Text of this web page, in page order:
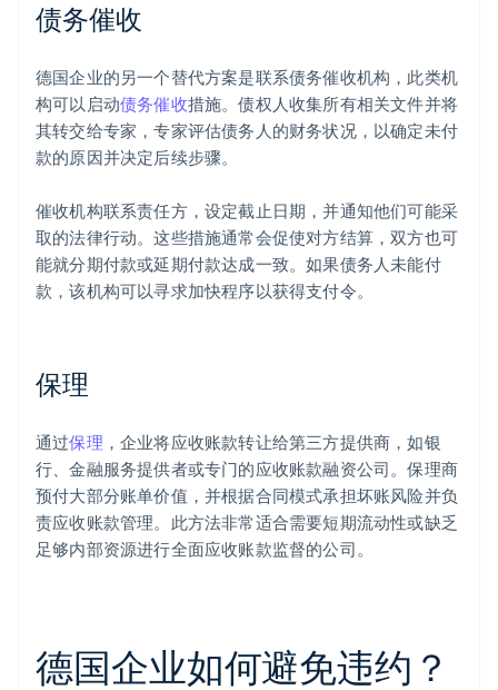
债务催收
德国企业的另一个替代方案是联系债务催收机构，此类机
构可以启动债务催收措施。债权人收集所有相关文件并将
其转交给专家，专家评估债务人的财务状况，以确定未付
款的原因并决定后续步骤。
催收机构联系责任方，设定截止日期，并通知他们可能采
取的法律行动。这些措施通常会促使对方结算，双方也可
能就分期付款或延期付款达成一致。如果债务人未能付
款，该机构可以寻求加快程序以获得支付令。
保理
通过保理 ，企业将应收账款转让给第三方提供商，如银
行、金融服务提供者或专门的应收账款融资公司。保理商
预付大部分账单价值，并根据合同模式承担坏账风险并负
责应收账款管理。此方法非常适合需要短期流动性或缺乏
足够内部资源进行全面应收账款监督的公司。
德国企业如何避免违约？